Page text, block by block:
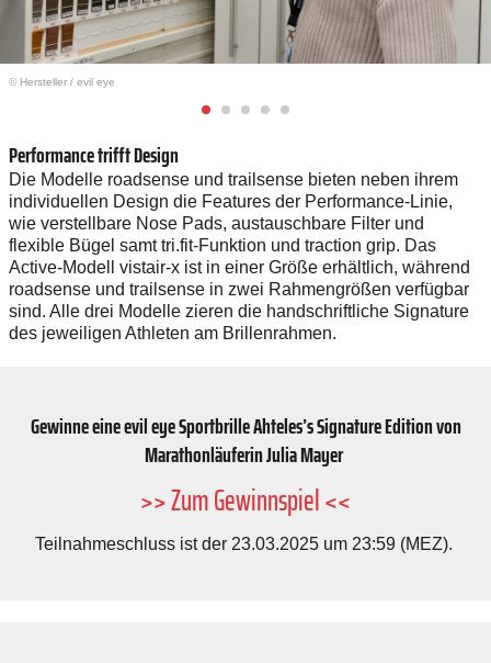
© Hersteller / evil eye
Performance trifft Design
Die Modelle roadsense und trailsense bieten neben ihrem
individuellen Design die Features der Performance-Linie,
wie verstellbare Nose Pads, austauschbare Filter und
flexible Bügel samt tri.fit-Funktion und traction grip. Das
Active-Modell vistair-x ist in einer Größe erhältlich, während
roadsense und trailsense in zwei Rahmengrößen verfügbar
sind. Alle drei Modelle zieren die handschriftliche Signature
des jeweiligen Athleten am Brillenrahmen.
Gewinne eine evil eye Sportbrille Ahteles’s Signature Edition von
Marathonläuferin Julia Mayer
>> Zum Gewinnspiel <<
Teilnahmeschluss ist der 23.03.2025 um 23:59 (MEZ).